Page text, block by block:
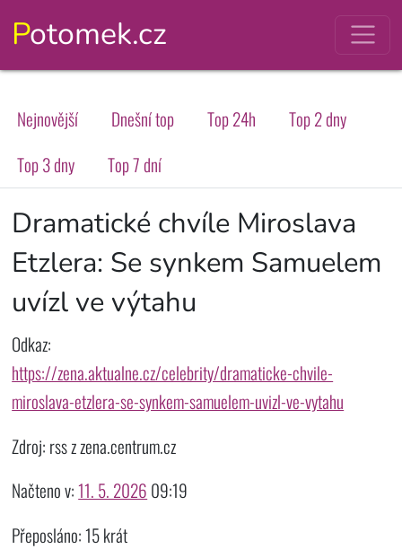
Potomek.cz
Nejnovější Dnešní top Top 24h
Top 2 dny
Top 3 dny
Top 7 dní
Dramatické chvíle Miroslava
Etzlera: Se synkem Samuelem
uvízl ve výtahu
Odkaz:
https://zena.aktualne.cz/celebrity/dramaticke-chvile-
miroslava-etzlera-se-synkem-samuelem-uvizl-ve-vytahu
Zdroj: rss z zena.centrum.cz
Načteno v:11. 5. 2026 09:19
Přeposláno: 15 krát